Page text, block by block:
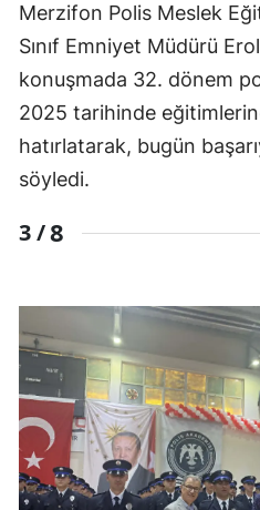
Merzifon Polis Meslek
Sınıf Emniyet Müdürü
konuşmada 32. dönem
2025 tarihinde eğitimlerine
hatırlatarak, bugün
söyledi.
3 /8